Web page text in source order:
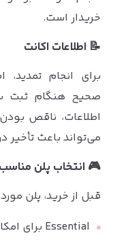
خریدار است.
📝 اطلاعات اکانت
برای انجام تمدید،
صحیح هنگام ثبت
اطلاعات، ناقص
می‌تواند باعث
🎮 انتخاب پلن مناسب
قبل از خرید، پلن
Essential برای امکانات پایه و بازی آنلاین